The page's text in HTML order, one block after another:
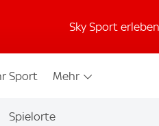
Sky Sport erleben
Sport Mehr
Spielorte